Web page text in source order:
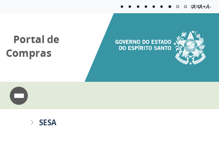
Aplicar
A=A+A-
Portal de
Compras
SESA